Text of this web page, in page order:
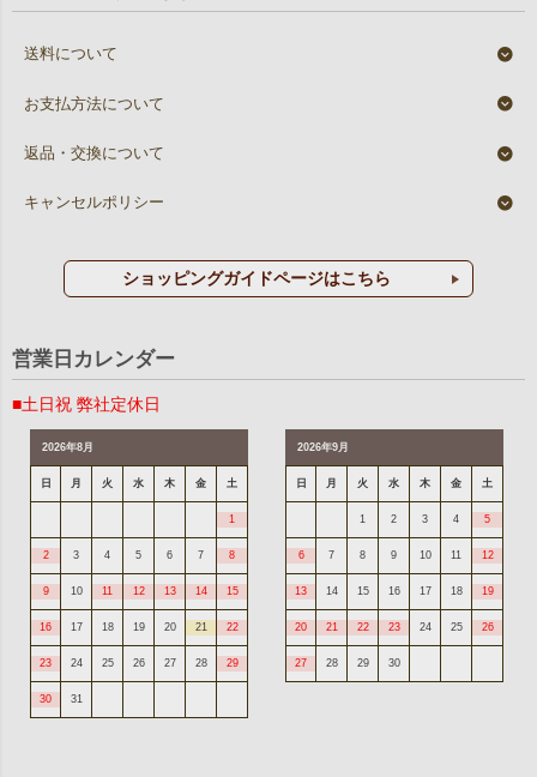
送料について
お支払方法について
返品・交換について
キャンセルポリシー
ショッピングガイドページはこちら
営業日カレンダー
■土日祝 弊社定休日
2026年8月
日 月 火 水 木 金 土
1
2 3 4 5 6 7 8
9 10 11 12 13 14 15
16 17 18 19 20 21 22
23 24 25 26 27 28 29
30 31
2026年9月
日 月 火 水 木 金 土
1 2 3 4 5
6 7 8 9 10 11 12
13 14 15 16 17 18 19
20 21 22 23 24 25 26
27 28 29 30